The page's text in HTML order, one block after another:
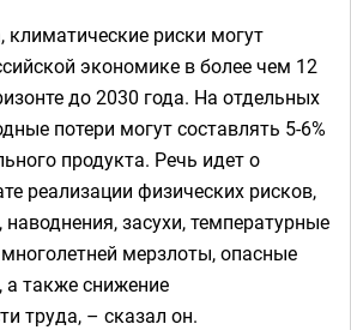
климатические риски могут
экономике в более чем 12
до 2030 года. На отдельных
потери могут составлять 5-6%
продукта. Речь идет о
реализации физических рисков,
засухи, температурные
мерзлоты, опасные
а также снижение
труда, – сказал он.